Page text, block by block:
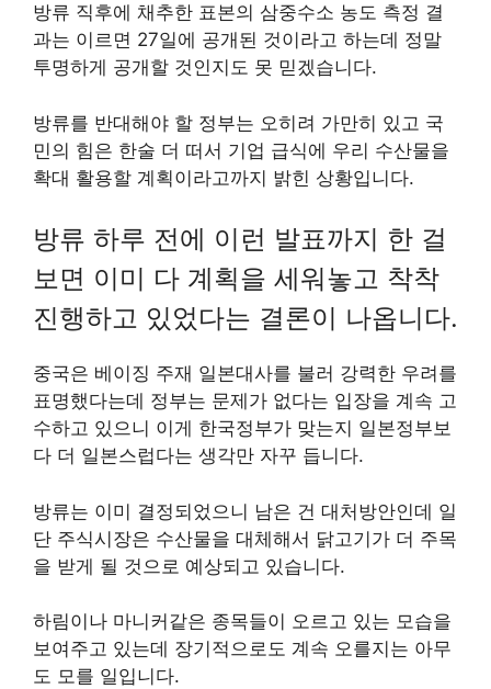
방류 직후에 채추한 표본의 삼중수소 농도 측정 결
과는 이르면 27일에 공개된 것이라고 하는데 정말
투명하게 공개할 것인지도 못 믿겠습니다.
방류를 반대해야 할 정부는 오히려 가만히 있고 국
민의 힘은 한술 더 떠서 기업 급식에 우리 수산물을
확대 활용할 계획이라고까지 밝힌 상황입니다.
방류 하루 전에 이런 발표까지 한 걸
보면 이미 다 계획을 세워놓고 착착
진행하고 있었다는 결론이 나옵니다.
중국은 베이징 주재 일본대사를 불러 강력한 우려를
표명했다는데 정부는 문제가 없다는 입장을 계속 고
수하고 있으니 이게 한국정부가 맞는지 일본정부보
다 더 일본스럽다는 생각만 자꾸 듭니다.
방류는 이미 결정되었으니 남은 건 대처방안인데 일
단 주식시장은 수산물을 대체해서 닭고기가 더 주목
을 받게 될 것으로 예상되고 있습니다.
하림이나 마니커같은 종목들이 오르고 있는 모습을
보여주고 있는데 장기적으로도 계속 오를지는 아무
도 모를 일입니다.